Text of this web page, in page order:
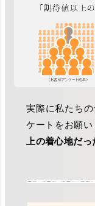
実際に私たち
ケートをお願い
上の着心地だっ